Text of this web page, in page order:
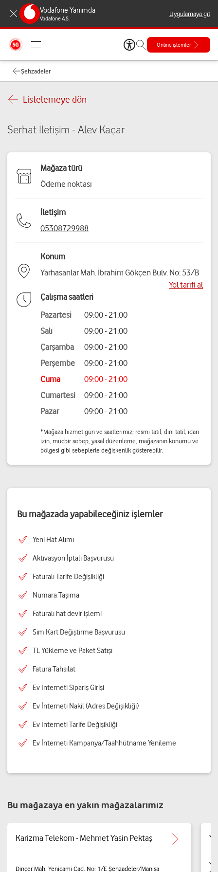
Vodafone Yanımda
Vodafone A.Ş.
Uygulamaya git
Online işlemler
Şehzadeler
Listelemeye dön
Serhat İletişim - Alev Kaçar
Mağaza türü
Ödeme noktası
İletişim
05308729988
Konum
Yarhasanlar Mah. İbrahim Gökçen Bulv. No: 53/B
Yol tarifi al
Çalışma saatleri
Pazartesi
09:00 - 21:00
Salı
09:00 - 21:00
Çarşamba
09:00 - 21:00
Perşembe
09:00 - 21:00
Cuma
09:00 - 21:00
Cumartesi
09:00 - 21:00
Pazar
09:00 - 21:00
*Mağaza hizmet gün ve saatlerimiz; resmi tatil, dini tatil, idari
izin, mücbir sebep, yasal düzenleme, mağazanın konumu ve
bölgesi gibi sebeplerle değişkenlik gösterebilir.
Bu mağazada yapabileceğiniz işlemler
Yeni Hat Alımı
Aktivasyon İptali Başvurusu
Faturalı Tarife Değişikliği
Numara Taşıma
Faturalı hat devir işlemi
Sim Kart Değiştirme Başvurusu
TL Yükleme ve Paket Satışı
Fatura Tahsilat
Ev İnterneti Sipariş Girişi
Ev İnterneti Nakil (Adres Değişikliği)
Ev İnterneti Tarife Değişikliği
Ev İnterneti Kampanya/Taahhütname Yenileme
Bu mağazaya en yakın mağazalarımız
Karizma Telekom - Mehmet Yasin Pektaş
Dinçer Mah. Yenicami Cad. No: 1/E Şehzadeler/Manisa